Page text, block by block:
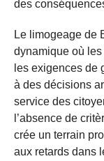
des
Le limogeage de
dynamique où les
les exigences de
à des décisions
service des
l’absence de
crée un terrain
aux retards dans